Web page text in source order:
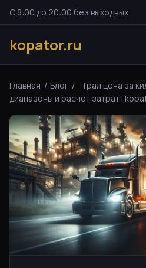
С 8:00 до 20:00 без выходных
kopator.ru
Главная / Блог /
Трал цена за
диапазоны и расчёт затрат |